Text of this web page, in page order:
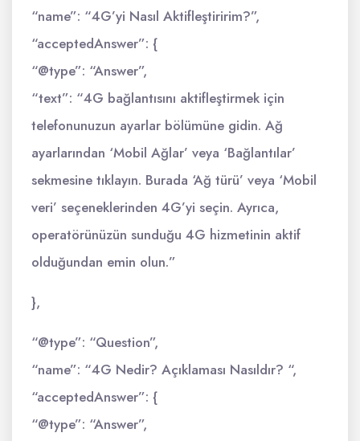
“name”: “4G’yi Nasıl Aktifleştiririm?”,
“acceptedAnswer”: {
“@type”: “Answer”,
“text”: “4G bağlantısını aktifleştirmek için
telefonunuzun ayarlar bölümüne gidin. Ağ
ayarlarından ‘Mobil Ağlar’ veya ‘Bağlantılar’
sekmesine tıklayın. Burada ‘Ağ türü’ veya ‘Mobil
veri’ seçeneklerinden 4G’yi seçin. Ayrıca,
operatörünüzün sunduğu 4G hizmetinin aktif
olduğundan emin olun.”
},
“@type”: “Question”,
“name”: “4G Nedir? Açıklaması Nasıldır? “,
“acceptedAnswer”: {
“@type”: “Answer”,